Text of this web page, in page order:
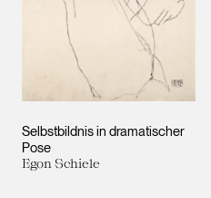
Selbstbildnis in dramatischer
Pose
Egon Schiele